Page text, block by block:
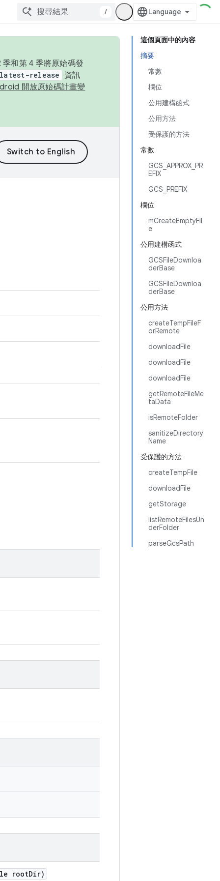
/
這個頁面中的內容
摘要
常數
欄位
公用建構函式
公用方法
受保護的方法
常數
GCS_APPROX_PR
EFIX
GCS_PREFIX
欄位
mCreateEmptyFil
e
公用建構函式
GCSFileDownloa
derBase
GCSFileDownloa
derBase
公用方法
createTempFileF
orRemote
downloadFile
downloadFile
downloadFile
getRemoteFileMe
taData
isRemoteFolder
sanitizeDirectory
Name
受保護的方法
createTempFile
downloadFile
getStorage
listRemoteFilesUn
derFolder
parseGcsPath
和第 4 季將原始碼發
release
資訊
開放原始碼計畫變
rootDir)